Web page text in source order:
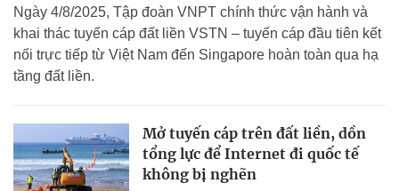
Ngày 4/8/2025, Tập đoàn VNPT chính thức vận hành và
khai thác tuyến cáp đất liền VSTN – tuyến cáp đầu tiên kết
nối trực tiếp từ Việt Nam đến Singapore hoàn toàn qua hạ
tầng đất liền.
Mở tuyến cáp trên đất liền, dồn
tổng lực để Internet đi quốc tế
không bị nghẽn